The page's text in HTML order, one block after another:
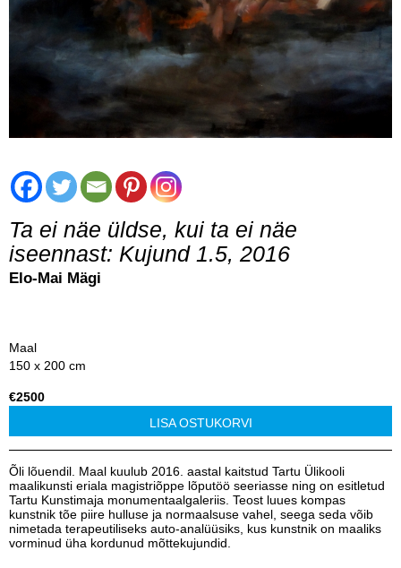
Ta ei näe üldse, kui ta ei näe
iseennast: Kujund 1.5, 2016
Elo-Mai Mägi
Maal
150 x 200 cm
€2500
LISA OSTUKORVI
Õli lõuendil. Maal kuulub 2016. aastal kaitstud Tartu Ülikooli
maalikunsti eriala magistriõppe lõputöö seeriasse ning on esitletud
Tartu Kunstimaja monumentaalgaleriis. Teost luues kompas
kunstnik tõe piire hulluse ja normaalsuse vahel, seega seda võib
nimetada terapeutiliseks auto-analüüsiks, kus kunstnik on maaliks
vorminud üha kordunud mõttekujundid.